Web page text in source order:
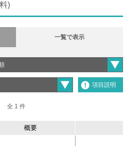
)
一覧で表示
項目説明
全 1 件
全 1 件
概要